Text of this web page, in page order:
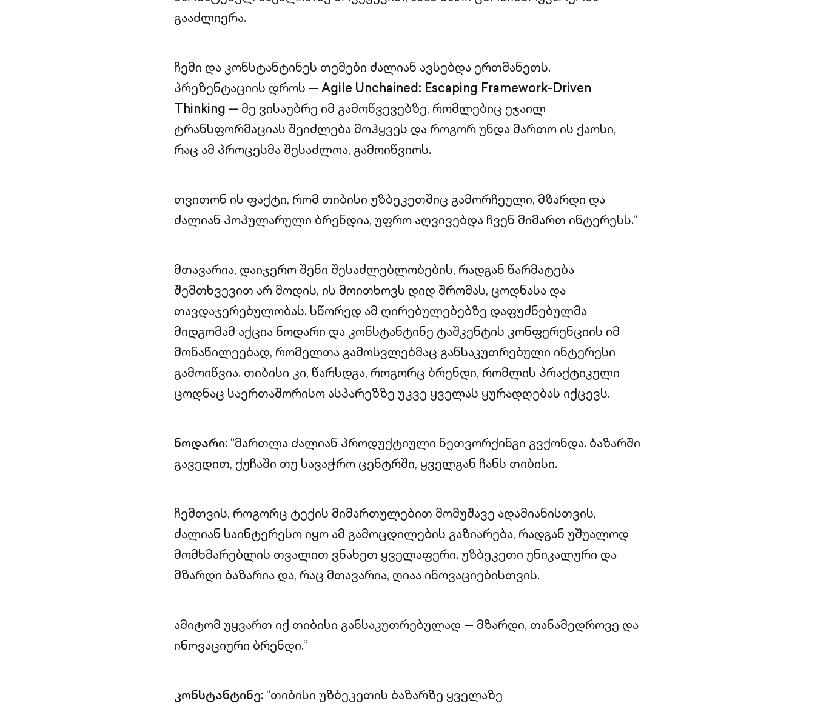
გააძლიერა.
ჩემი და კონსტანტინეს თემები ძალიან ავსებდა ერთმანეთს.
პრეზენტაციის დროს — Agile Unchained: Escaping Framework-Driven
Thinking — მე ვისაუბრე იმ გამოწვევებზე, რომლებიც ეჯაილ
ტრანსფორმაციას შეიძლება მოჰყვეს და როგორ უნდა მართო ის ქაოსი,
რაც ამ პროცესმა შესაძლოა, გამოიწვიოს.
თვითონ ის ფაქტი, რომ თიბისი უზბეკეთშიც გამორჩეული, მზარდი და
ძალიან პოპულარული ბრენდია, უფრო აღვივებდა ჩვენ მიმართ ინტერესს.“
მთავარია, დაიჯერო შენი შესაძლებლობების, რადგან წარმატება
შემთხვევით არ მოდის, ის მოითხოვს დიდ შრომას, ცოდნასა და
თავდაჯერებულობას. სწორედ ამ ღირებულებებზე დაფუძნებულმა
მიდგომამ აქცია ნოდარი და კონსტანტინე ტაშკენტის კონფერენციის იმ
მონაწილეებად, რომელთა გამოსვლებმაც განსაკუთრებული ინტერესი
გამოიწვია. თიბისი კი, წარსდგა, როგორც ბრენდი, რომლის პრაქტიკული
ცოდნაც საერთაშორისო ასპარეზზე უკვე ყველას ყურადღებას იქცევს.
ნოდარი: “მართლა ძალიან პროდუქტიული ნეთვორქინგი გვქონდა. ბაზარში
გავედით, ქუჩაში თუ სავაჭრო ცენტრში, ყველგან ჩანს თიბისი.
ჩემთვის, როგორც ტექის მიმართულებით მომუშავე ადამიანისთვის,
ძალიან საინტერესო იყო ამ გამოცდილების გაზიარება, რადგან უშუალოდ
მომხმარებლის თვალით ვნახეთ ყველაფერი. უზბეკეთი უნიკალური და
მზარდი ბაზარია და, რაც მთავარია, ღიაა ინოვაციებისთვის.
ამიტომ უყვართ იქ თიბისი განსაკუთრებულად — მზარდი, თანამედროვე და
ინოვაციური ბრენდი.“
კონსტანტინე: “თიბისი უზბეკეთის ბაზარზე ყველაზე